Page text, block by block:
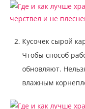
Кусочек сырой
Чтобы способ
обновляют.
влажным